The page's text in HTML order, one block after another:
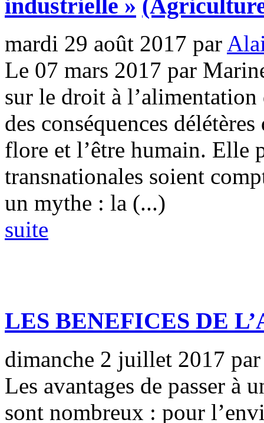
industrielle »
mardi 29 août 2017 par
Le 07 mars 2017 par
sur le droit à
des conséquences
flore et l’être humain. Elle
transnationales soient
un mythe : la (...)
suite
LES BENEFICES DE
dimanche 2 juillet 2017
Les avantages de passer à
sont nombreux : pour